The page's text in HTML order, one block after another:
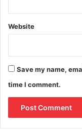
Website
Save my name,
time I comment.